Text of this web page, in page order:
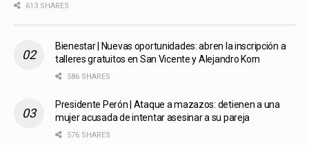
613 SHARES
Bienestar | Nuevas oportunidades: abren la inscripción a
talleres gratuitos en San Vicente y Alejandro Korn
586 SHARES
Presidente Perón | Ataque a mazazos: detienen a una
mujer acusada de intentar asesinar a su pareja
576 SHARES